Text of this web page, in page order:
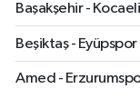
Başakşehir -
Beşiktaş - Eyüpspor
Amed -